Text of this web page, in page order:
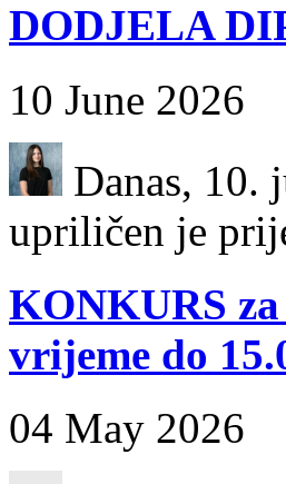
DODJELA
10 June 2026
Danas, 10.
upriličen je
KONKURS
vrijeme do
04 May 2026